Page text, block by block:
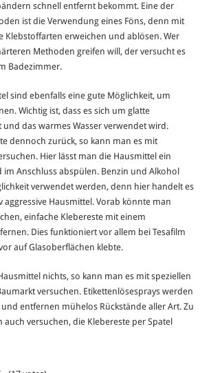
schnell entfernt bekommt. Eine der
ist die Verwendung eines Föns, denn mit
Klebstoffarten erweichen und ablösen. Wer
Methoden greifen will, der versucht es
Badezimmer.
sind ebenfalls eine gute Möglichkeit, um
Wichtig ist, dass es sich um glatte
das warmes Wasser verwendet wird.
dennoch zurück, so kann man es mit
Hier lässt man die Hausmittel ein
Anschluss abspülen. Benzin und Alkohol
verwendet werden, denn hier handelt es
aggressive Hausmittel. Vorab könnte man
einfache Klebereste mit einem
Dies funktioniert vor allem bei Tesafilm
auf Glasoberflächen klebte.
nichts, so kann man es mit speziellen
versuchen. Etikettenlösesprays werden
entfernen mühelos Rückstände aller Art. Zu
auch versuchen, die Klebereste per Spatel